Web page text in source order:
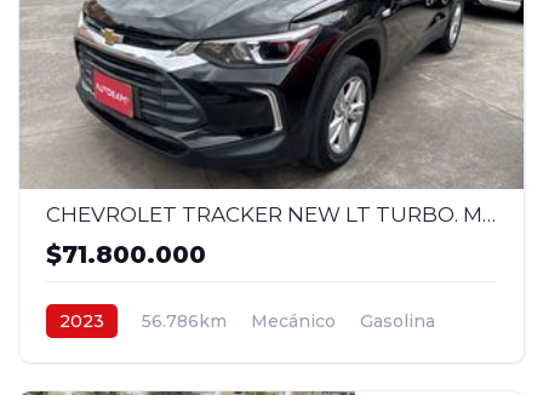
CHEVROLET TRACKER NEW LT TURBO. MEC 1,2 4X2 2023
$71.800.000
2023 56.786km Mecánico
Gasolina